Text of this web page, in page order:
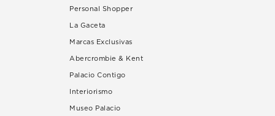
Personal Shopper
La Gaceta
Marcas Exclusivas
Abercrombie & Kent
Palacio Contigo
Interiorismo
Museo Palacio